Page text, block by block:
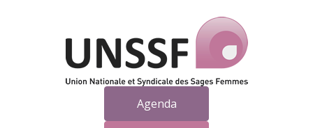
Agenda